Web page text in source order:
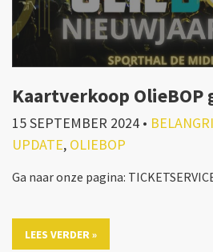
Kaartverkoop OlieBOP
15 SEPTEMBER 2024 •
UPDATE, OLIEBOP
Ga naar onze pagina:
LEES VERDER »